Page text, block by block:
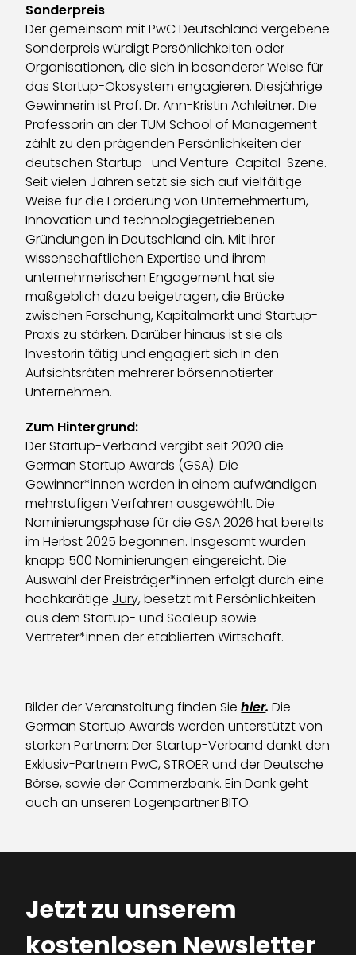
Sonderpreis
Der gemeinsam mit PwC Deutschland vergebene
Sonderpreis würdigt Persönlichkeiten oder
Organisationen, die sich in besonderer Weise für
das Startup-Ökosystem engagieren. Diesjährige
Gewinnerin ist Prof. Dr. Ann-Kristin Achleitner. Die
Professorin an der TUM School of Management
zählt zu den prägenden Persönlichkeiten der
deutschen Startup- und Venture-Capital-Szene.
Seit vielen Jahren setzt sie sich auf vielfältige
Weise für die Förderung von Unternehmertum,
Innovation und technologiegetriebenen
Gründungen in Deutschland ein. Mit ihrer
wissenschaftlichen Expertise und ihrem
unternehmerischen Engagement hat sie
maßgeblich dazu beigetragen, die Brücke
zwischen Forschung, Kapitalmarkt und Startup-
Praxis zu stärken. Darüber hinaus ist sie als
Investorin tätig und engagiert sich in den
Aufsichtsräten mehrerer börsennotierter
Unternehmen.
Zum Hintergrund:
Der Startup-Verband vergibt seit 2020 die
German Startup Awards (GSA). Die
Gewinner*innen werden in einem aufwändigen
mehrstufigen Verfahren ausgewählt. Die
Nominierungsphase für die GSA 2026 hat bereits
im Herbst 2025 begonnen. Insgesamt wurden
knapp 500 Nominierungen eingereicht. Die
Auswahl der Preisträger*innen erfolgt durch eine
hochkarätige Jury, besetzt mit Persönlichkeiten
aus dem Startup- und Scaleup sowie
Vertreter*innen der etablierten Wirtschaft.
Bilder der Veranstaltung finden Siehier. Die
German Startup Awards werden unterstützt von
starken Partnern: Der Startup-Verband dankt den
Exklusiv-Partnern PwC, STRÖER und der Deutsche
Börse, sowie der Commerzbank. Ein Dank geht
auch an unseren Logenpartner BITO.
Jetzt zu unserem
kostenlosen Newsletter